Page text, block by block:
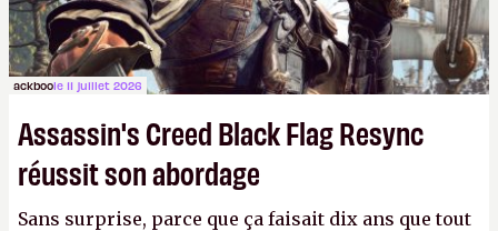
ackboole 11 juillet 2026
Assassin's Creed Black Flag Resync
réussit son abordage
Sans surprise, parce que ça faisait dix ans que tout